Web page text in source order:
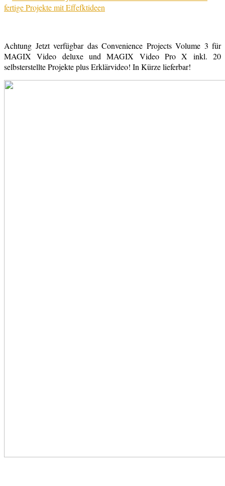
Achtung Jetzt verfügbar das Convenience Projects Volume 3 für
MAGIX Video deluxe und MAGIX Video Pro X inkl. 20
selbsterstellte Projekte plus Erklärvideo! In Kürze lieferbar!